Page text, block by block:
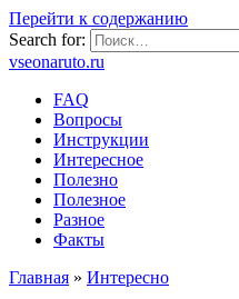
Перейти к содержанию
Search for:
vseonaruto.ru
FAQ
Вопросы
Инструкции
Интересное
Полезно
Полезное
Разное
Факты
Главная » Интересно